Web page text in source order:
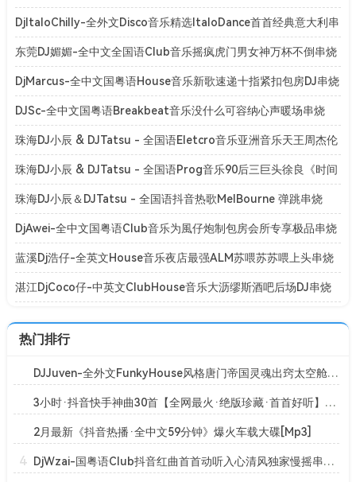
[Mp3]
DjItaloChilly-全外文Disco音乐精选ItaloDance首首经典意大利串
烧[Mp3]
东莞DJ媚媚-全中文全国语Club音乐摇疯虎门男女神万杯不倒串烧
[Mp3]
DjMarcus-全中文国粤语House音乐新歌速递十指紧扣包房DJ串烧
[Mp3]
DJSc-全中文国粤语Breakbeat音乐没什么可容纳心声暖场串烧
[Mp3]
珠海DJ小辰 & DJTatsu - 全国语Eletcro音乐亚洲音乐天王周杰伦
系列专辑串烧
珠海DJ小辰 & DJTatsu - 全国语Prog音乐90后三巨头徐良《时间
折叠》演唱会专辑串烧
珠海DJ小辰＆DJTatsu - 全国语抖音热歌MelBourne 弹跳串烧
[BPM128-150]
DjAwei-全中文国粤语Club音乐为風仔炮制包房会所专享极品串烧
[Mp3]
蓝溪Dj浩仔-全英文House音乐夜店最强ALM苏喂苏苏喂上头串烧
[Mp3]
湛江DjCoco仔-中英文ClubHouse音乐大沥缪斯酒吧后场DJ串烧
热门排行
DJJuven-全外文FunkyHouse风格唐门帝国灵魂出窍太空舱串烧[Mp3]
3小时·抖音快手神曲30首【全网最火·绝版珍藏·首首好听】车载中文嗨曲·一曲成神[Mp3]
2月最新《抖音热播·全中文59分钟》爆火车载大碟[Mp3]
4 DjWzai-国粤语Club抖音红曲首首动听入心清风独家慢摇串烧[Mp3]